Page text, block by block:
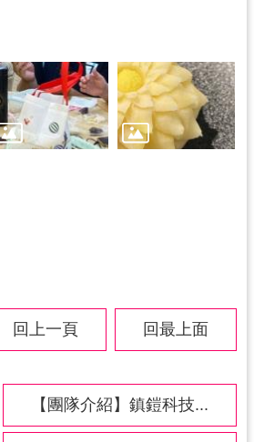
回上一頁 回最上面
【團隊介紹】鎮鎧科技...